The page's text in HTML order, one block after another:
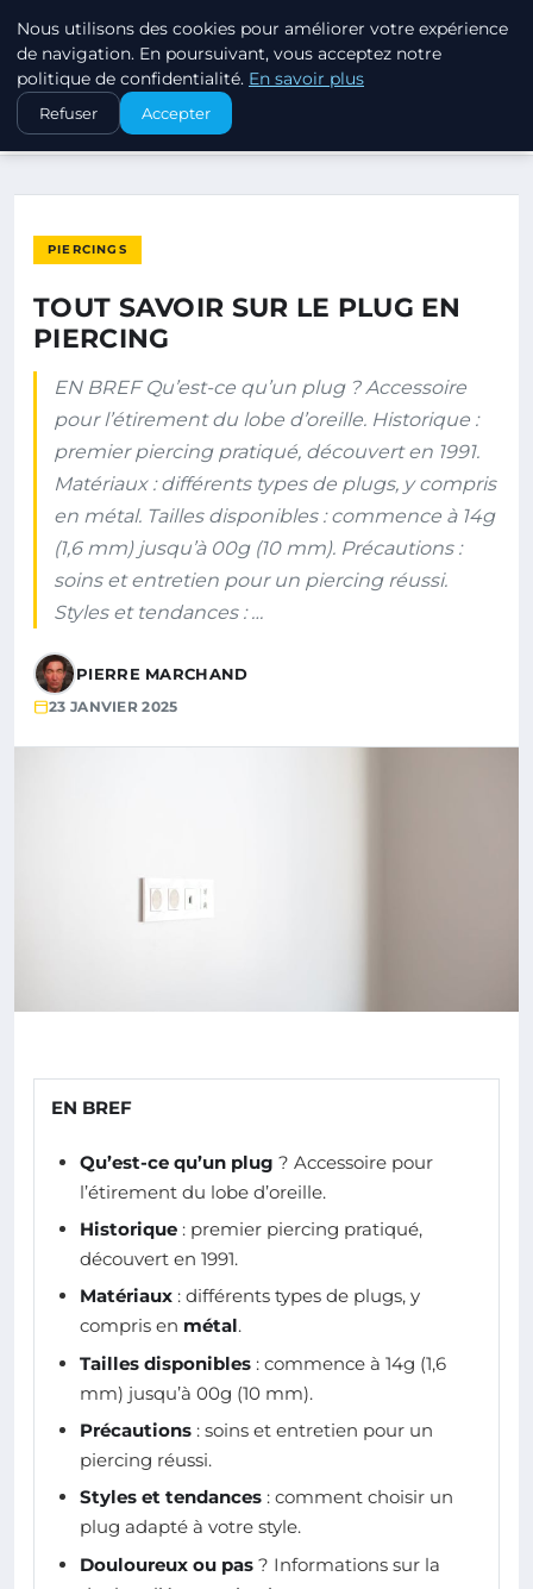
PIERCINGS ET PLUGS
ACCUEIL
PIERCINGS
TOUT SAVOIR SUR LE PLUG EN PIERCING
PIERCINGS
TOUT SAVOIR SUR LE PLUG EN
PIERCING
EN BREF Qu’est-ce qu’un plug ? Accessoire
pour l’étirement du lobe d’oreille. Historique :
premier piercing pratiqué, découvert en 1991.
Matériaux : différents types de plugs, y compris
en métal. Tailles disponibles : commence à 14g
(1,6 mm) jusqu’à 00g (10 mm). Précautions :
soins et entretien pour un piercing réussi.
Styles et tendances : …
PIERRE MARCHAND
23 JANVIER 2025
EN BREF
Qu’est-ce qu’un plug ? Accessoire pour
l’étirement du lobe d’oreille.
Historique : premier piercing pratiqué,
découvert en 1991.
Matériaux : différents types de plugs, y
compris en métal.
Tailles disponibles : commence à 14g (1,6
mm) jusqu’à 00g (10 mm).
Précautions : soins et entretien pour un
piercing réussi.
Styles et tendances : comment choisir un
plug adapté à votre style.
Douloureux ou pas ? Informations sur la
Nous utilisons des cookies pour améliorer votre expérience
de navigation. En poursuivant, vous acceptez notre
politique de confidentialité. En savoir plus
Refuser Accepter